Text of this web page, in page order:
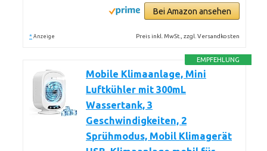
Bei Amazon ansehen
* Anzeige Preis inkl. MwSt., zzgl. Versandkosten
EMPFEHLUNG
Mobile Klimaanlage, Mini
Luftkühler mit 300mL
Wassertank, 3
Geschwindigkeiten, 2
Sprühmodus, Mobil Klimagerät